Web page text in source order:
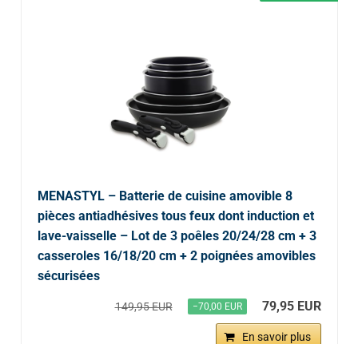
MENASTYL – Batterie de cuisine amovible 8
pièces antiadhésives tous feux dont induction et
lave-vaisselle – Lot de 3 poêles 20/24/28 cm + 3
casseroles 16/18/20 cm + 2 poignées amovibles
sécurisées
149,95 EUR −70,00 EUR 79,95 EUR
En savoir plus